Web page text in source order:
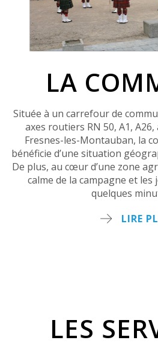
LA
Située à un carrefour de
axes routiers RN 50, A1,
Fresnes-les-Montauban, la
bénéficie d’une situation
De plus, au cœur d’une zone
calme de la campagne et les
quelques
LIRE
LES